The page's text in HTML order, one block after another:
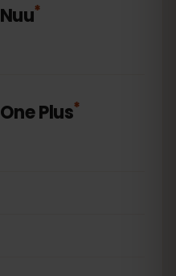
Nuu*
One Plus*